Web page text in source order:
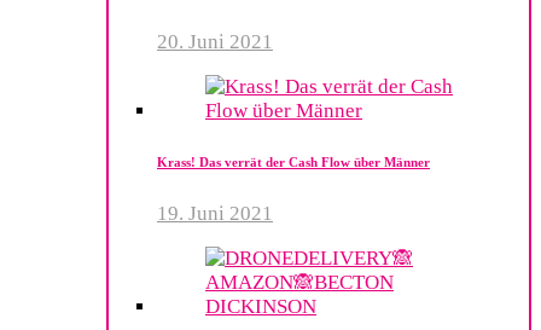
20. Juni 2021
Krass! Das verrät der Cash Flow über Männer
19. Juni 2021